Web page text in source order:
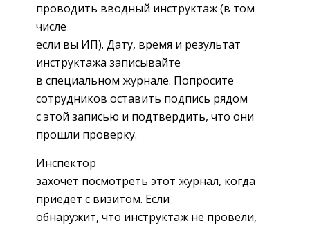
проводить вводный инструктаж (в том
числе
если вы ИП). Дату, время и результат
инструктажа записывайте
в специальном журнале. Попросите
сотрудников оставить подпись рядом
с этой записью и подтвердить, что они
прошли проверку.
Инспектор
захочет посмотреть этот журнал, когда
приедет с визитом. Если
обнаружит, что инструктаж не провели,